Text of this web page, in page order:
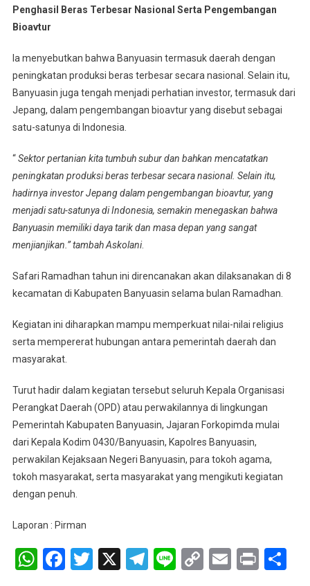
Penghasil
Beras Terbesar Nasional Serta Pengembangan
Bioavtur
Ia menyebutkan bahwa Banyuasin termasuk daerah dengan
peningkatan produksi beras terbesar secara nasional. Selain itu,
Banyuasin juga tengah menjadi perhatian investor, termasuk dari
Jepang, dalam pengembangan bioavtur yang disebut sebagai
satu-satunya di Indonesia.
“Sektor pertanian kita tumbuh subur dan bahkan mencatatkan
peningkatan produksi beras terbesar secara nasional. Selain itu,
hadirnya investor Jepang dalam pengembangan bioavtur, yang
menjadi satu-satunya di Indonesia, semakin menegaskan bahwa
Banyuasin memiliki daya tarik dan masa depan yang sangat
menjianjikan.” tambah Askolani.
Safari Ramadhan tahun ini direncanakan akan dilaksanakan di 8
kecamatan di Kabupaten Banyuasin selama bulan Ramadhan.
Kegiatan ini diharapkan mampu memperkuat nilai-nilai religius
serta mempererat hubungan antara pemerintah daerah dan
masyarakat.
Turut hadir dalam kegiatan tersebut seluruh Kepala Organisasi
Perangkat Daerah (OPD) atau perwakilannya di lingkungan
Pemerintah Kabupaten Banyuasin, Jajaran Forkopimda mulai
dari Kepala Kodim 0430/Banyuasin, Kapolres Banyuasin,
perwakilan Kejaksaan Negeri Banyuasin, para tokoh agama,
tokoh masyarakat, serta masyarakat yang mengikuti kegiatan
dengan penuh.
Laporan : Pirman
WhatsApp
Facebook
Twitter
X Telegram
LineCopyEmail
Print